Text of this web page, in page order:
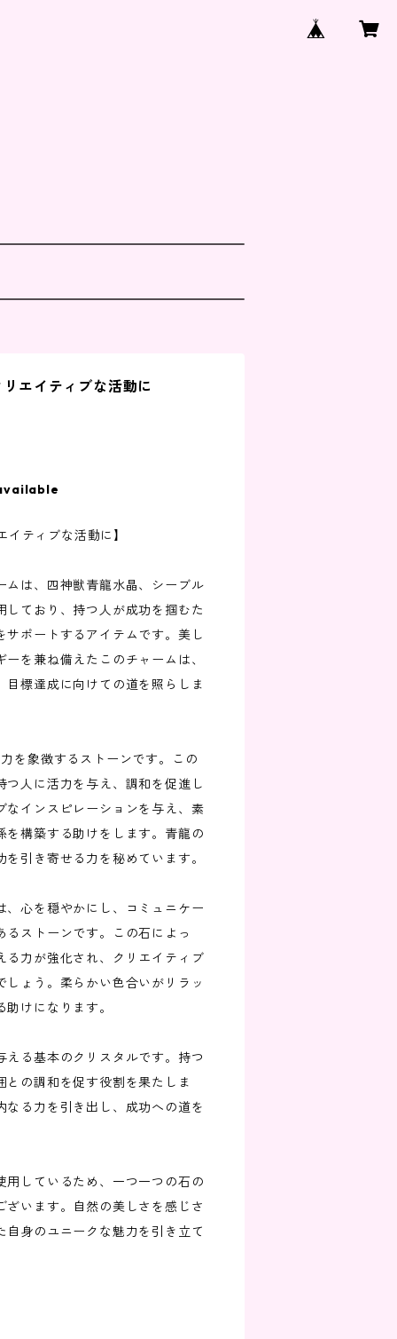
エイティブな活動に
ティブな活動に】
は、四神獣青龍水晶、シーブル
ており、持つ人が成功を掴むた
ポートするアイテムです。美し
を兼ね備えたこのチャームは、
標達成に向けての道を照らしま
を象徴するストーンです。この
人に活力を与え、調和を促進し
なインスピレーションを与え、素
を構築する助けをします。青龍の
引き寄せる力を秘めています。
心を穏やかにし、コミュニケー
ストーンです。この石によっ
る力が強化され、クリエイティブ
ょう。柔らかい色合いがリラッ
けになります。
る基本のクリスタルです。持つ
の調和を促す役割を果たしま
る力を引き出し、成功への道を
しているため、一つ一つの石の
います。自然の美しさを感じさ
身のユニークな魅力を引き立て